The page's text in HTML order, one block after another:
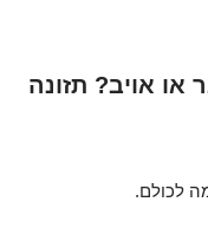
אויב? תזונה
לכולם.